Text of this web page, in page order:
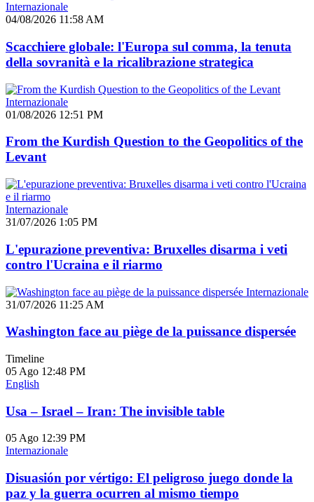
Internazionale
04/08/2026 11:58 AM
Scacchiere globale: l'Europa sul comma, la tenuta
della sovranità e la ricalibrazione strategica
Internazionale
01/08/2026 12:51 PM
From the Kurdish Question to the Geopolitics of the
Levant
Internazionale
31/07/2026 1:05 PM
L'epurazione preventiva: Bruxelles disarma i veti
contro l'Ucraina e il riarmo
Internazionale
31/07/2026 11:25 AM
Washington face au piège de la puissance dispersée
Timeline
05 Ago 12:48 PM
English
Usa – Israel – Iran: The invisible table
05 Ago 12:39 PM
Internazionale
Disuasión por vértigo: El peligroso juego donde la
paz y la guerra ocurren al mismo tiempo